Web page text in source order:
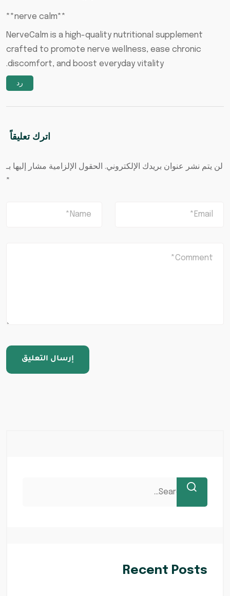
**nerve calm**
NerveCalm is a high-quality nutritional supplement
crafted to promote nerve wellness, ease chronic
discomfort, and boost everyday vitality.
رد
اترك تعليقاً
لن يتم نشر عنوان بريدك الإلكتروني. الحقول الإلزامية مشار إليها بـ
*
Recent Posts